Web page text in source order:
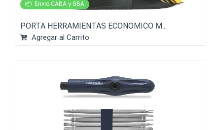
📦 Envio CABA y GBA
PORTA HERRAMIENTAS ECONOMICO M...
Agregar al Carrito